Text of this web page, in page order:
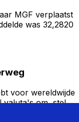
MGF verplaatst
was 32,2820
voor wereldwijde
valuta's om, stel